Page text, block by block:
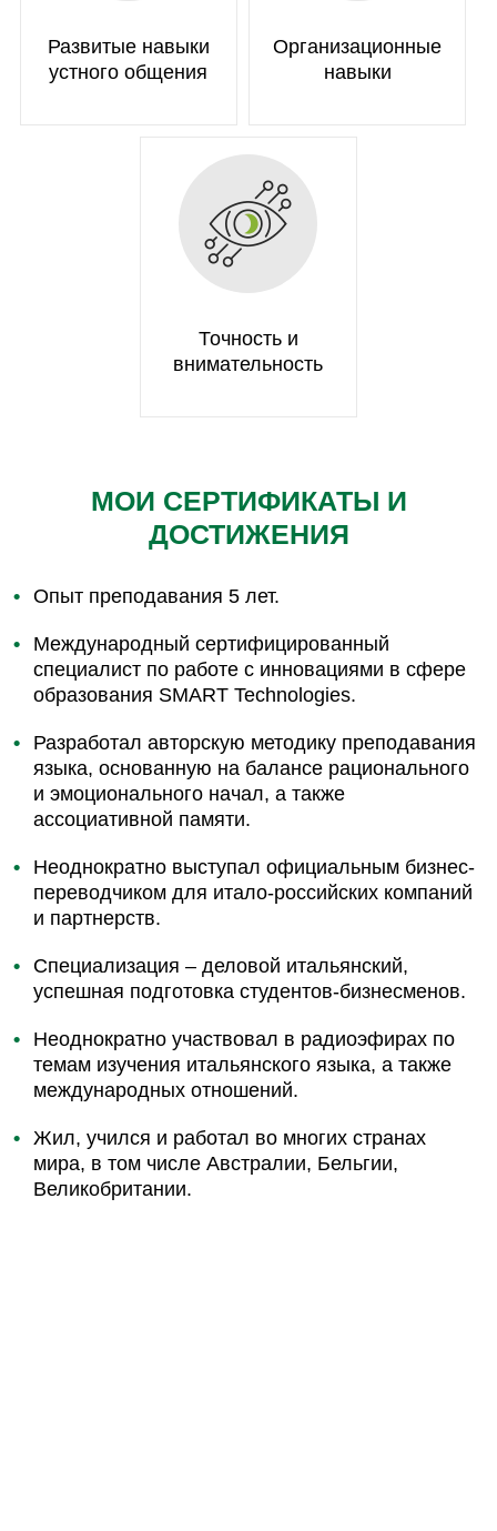
Развитые навыки
устного общения
Организационные
навыки
Точность и
внимательность
МОИ СЕРТИФИКАТЫ И
ДОСТИЖЕНИЯ
Опыт преподавания 5 лет.
Международный сертифицированный
специалист по работе с инновациями в сфере
образования SMART Technologies.
Разработал авторскую методику преподавания
языка, основанную на балансе рационального
и эмоционального начал, а также
ассоциативной памяти.
Неоднократно выступал официальным бизнес-
переводчиком для итало-российских компаний
и партнерств.
Специализация – деловой итальянский,
успешная подготовка студентов-бизнесменов.
Неоднократно участвовал в радиоэфирах по
темам изучения итальянского языка, а также
международных отношений.
Жил, учился и работал во многих странах
мира, в том числе Австралии, Бельгии,
Великобритании.